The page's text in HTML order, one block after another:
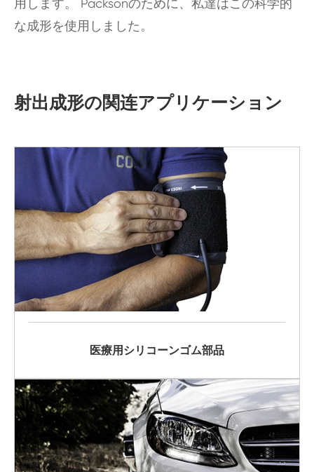
用します。 Packsonのために、私達はこの科学的
な成形を使用しました。
射出成形の関连アプリケーション
医療用シリコーンゴム部品